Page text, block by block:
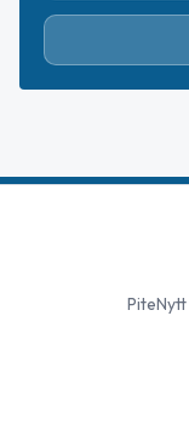
PiteNytt